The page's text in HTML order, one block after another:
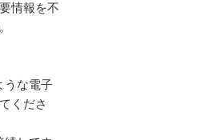
情報を不
うな電子
くださ